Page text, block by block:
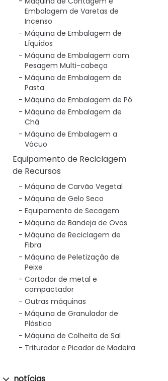
Embalagem de Varetas de
Incenso
Máquina de Embalagem de
Líquidos
Máquina de Embalagem com
Pesagem Multi-cabeça
Máquina de Embalagem de
Pasta
Máquina de Embalagem de Pó
Máquina de Embalagem de
Chá
Máquina de Embalagem a
Vácuo
Equipamento de Reciclagem
de Recursos
Máquina de Carvão Vegetal
Máquina de Gelo Seco
Equipamento de Secagem
Máquina de Bandeja de Ovos
Máquina de Reciclagem de
Fibra
Máquina de Peletização de
Peixe
Cortador de metal e
compactador
Outras máquinas
Máquina de Granulador de
Plástico
Máquina de Colheita de Sal
Triturador e Picador de Madeira